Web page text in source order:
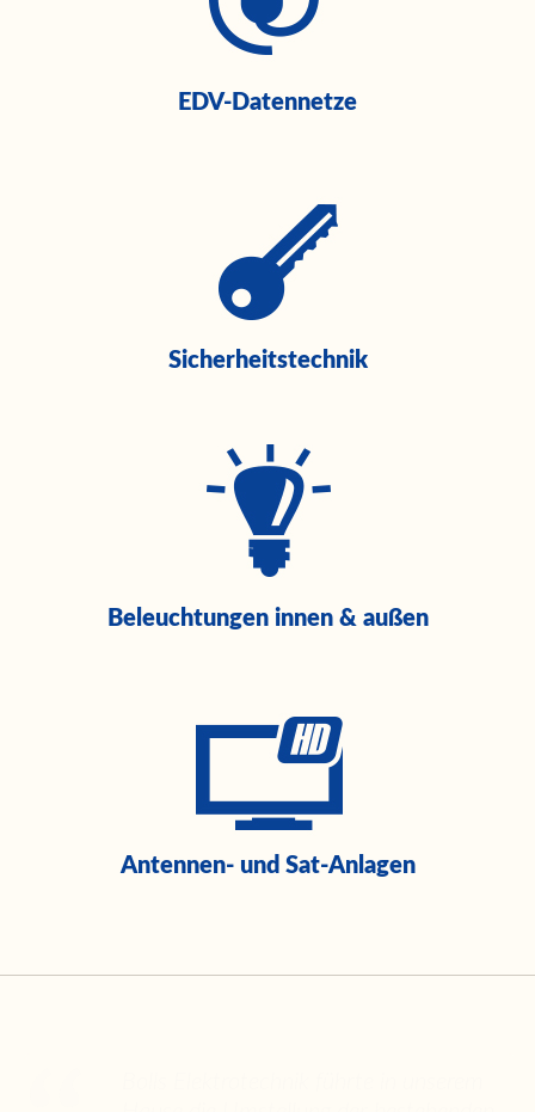
EDV-Datennetze
Sicherheitstechnik
Beleuchtungen innen & außen
Antennen- und Sat-Anlagen